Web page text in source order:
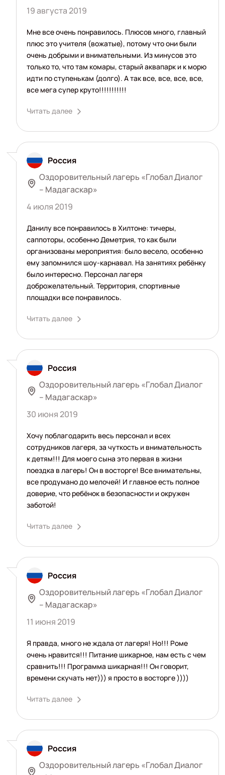
19 августа 2019
Мне все очень понравилось. Плюсов много, главный
плюс это учителя (вожатые), потому что они были
очень добрыми и внимательными. Из минусов это
только то, что там комары, старый аквапарк и к морю
идти по ступенькам (долго). А так все, все, все, все,
все мега супер круто!!!!!!!!!!!
Читать далее
Россия
Оздоровительный лагерь «Глобал Диалог
– Мадагаскар»
4 июля 2019
Данилу все понравилось в Хилтоне: тичеры,
саппоторы, особенно Деметрия, то как были
организованы мероприятия: было весело, особенно
ему запомнился шоу-карнавал. На занятиях ребёнку
было интересно. Персонал лагеря
доброжелательный. Территория, спортивные
площадки все понравилось.
Читать далее
Россия
Оздоровительный лагерь «Глобал Диалог
– Мадагаскар»
30 июня 2019
Хочу поблагодарить весь персонал и всех
сотрудников лагеря, за чуткость и внимательность
к детям!!! Для моего сына это первая в жизни
поездка в лагерь! Он в восторге! Все внимательны,
все продумано до мелочей! И главное есть полное
доверие, что ребёнок в безопасности и окружен
заботой!
Читать далее
Россия
Оздоровительный лагерь «Глобал Диалог
– Мадагаскар»
11 июня 2019
Я правда, много не ждала от лагеря! Но!!! Роме
очень нравится!!! Питание шикарное, нам есть с чем
сравнить!!! Программа шикарная!!! Он говорит,
времени скучать нет))) я просто в восторге ))))
Читать далее
Россия
Оздоровительный лагерь «Глобал Диалог